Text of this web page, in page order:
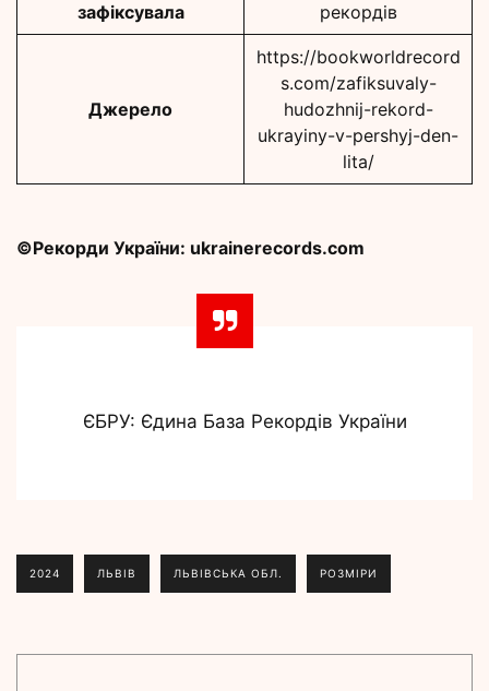
зафіксувала
рекордів
Джерело
https://bookworldrecord
s.com/zafiksuvaly-
hudozhnij-rekord-
ukrayiny-v-pershyj-den-
lita/
©Рекорди України: ukrainerecords.com
ЄБРУ: Єдина База Рекордів України
2024 ЛЬВІВ ЛЬВІВСЬКА ОБЛ. РОЗМІРИ